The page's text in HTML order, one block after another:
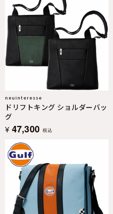
neuinteresse
ドリフトキング ショルダーバッ
グ
¥ 47,300 税込